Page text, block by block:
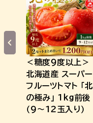
＜糖度9度以上＞
北海道産 スーパー
フルーツトマト 「北
の極み」 1kg前後
（9～12玉入り）